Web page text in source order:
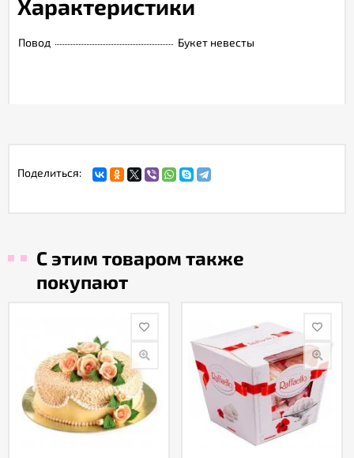
Характеристики
Повод Букет невесты
Поделиться:
С этим товаром также
покупают